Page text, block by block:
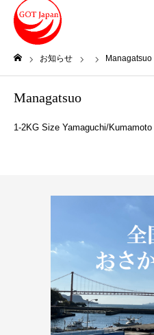
お知らせ Managatsuo
Managatsuo
1-2KG Size Yamaguchi/Kumamoto